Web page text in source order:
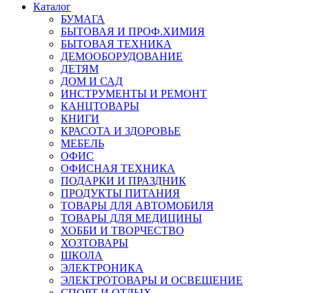
Каталог
БУМАГА
БЫТОВАЯ И ПРОФ.ХИМИЯ
БЫТОВАЯ ТЕХНИКА
ДЕМООБОРУДОВАНИЕ
ДЕТЯМ
ДОМ И САД
ИНСТРУМЕНТЫ И РЕМОНТ
КАНЦТОВАРЫ
КНИГИ
КРАСОТА И ЗДОРОВЬЕ
МЕБЕЛЬ
ОФИС
ОФИСНАЯ ТЕХНИКА
ПОДАРКИ И ПРАЗДНИК
ПРОДУКТЫ ПИТАНИЯ
ТОВАРЫ ДЛЯ АВТОМОБИЛЯ
ТОВАРЫ ДЛЯ МЕДИЦИНЫ
ХОББИ И ТВОРЧЕСТВО
ХОЗТОВАРЫ
ШКОЛА
ЭЛЕКТРОНИКА
ЭЛЕКТРОТОВАРЫ И ОСВЕЩЕНИЕ